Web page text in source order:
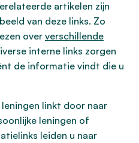
artikelen zijn
van deze links. Zo
over verschillende
interne links zorgen
de informatie vindt die u
linkt door naar
leningen of
leiden u naar